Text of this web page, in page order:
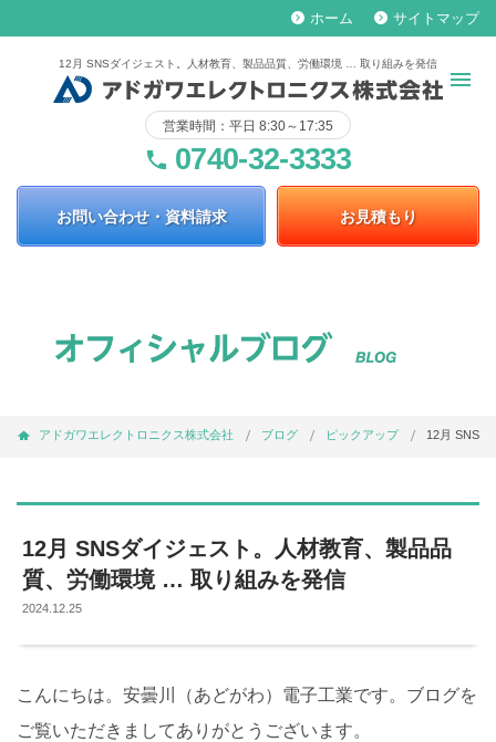
keyboard_arrow_right ホーム keyboard_arrow_right サイトマップ
12月 SNSダイジェスト。人材教育、製品品質、労働環境 … 取り組みを発信
営業時間：平日 8:30～17:35
phone 0740-32-3333
お問い合わせ・資料請求 お見積もり
アドガワエレクトロニクス株式会社 ブログ ピックアップ 12月 SNS
12月 SNSダイジェスト。人材教育、製品品
質、労働環境 … 取り組みを発信
2024.12.25
こんにちは。安曇川（あどがわ）電子工業です。ブログを
ご覧いただきましてありがとうございます。